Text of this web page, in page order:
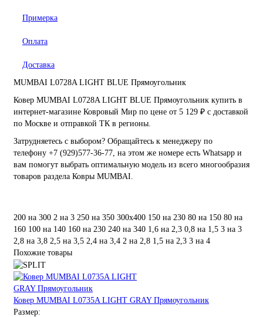
Примерка
Оплата
Доставка
MUMBAI L0728A LIGHT BLUE Прямоугольник
Ковер MUMBAI L0728A LIGHT BLUE Прямоугольник купить в
интернет-магазине Ковровый Мир по цене от 5 129 ₽ с доставкой
по Москве и отправкой ТК в регионы.
Затрудняетесь с выбором? Обращайтесь к менеджеру по
телефону +7 (929)577-36-77, на этом же номере есть Whatsapp и
вам помогут выбрать оптимальную модель из всего многообразия
товаров раздела Ковры MUMBAI.
200 на 300 2 на 3 250 на 350 300х400 150 на 230 80 на 150 80 на
160 100 на 140 160 на 230 240 на 340 1,6 на 2,3 0,8 на 1,5 3 на 3
2,8 на 3,8 2,5 на 3,5 2,4 на 3,4 2 на 2,8 1,5 на 2,3 3 на 4
Похожие товары
Ковер MUMBAI L0735A LIGHT GRAY Прямоугольник
Размер: